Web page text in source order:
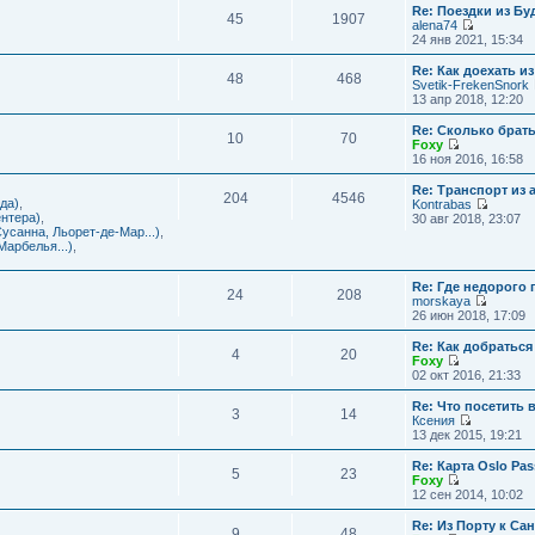
ю
о
б
щ
е
н
и
ю
е
м
у
с
о
о
б
щ
е
и
ю
л
д
н
е
м
у
с
о
б
щ
е
н
и
к
п
о
л
е
д
н
е
у
с
о
о
б
и
ю
45 1907
Re: Поездки из
alena74
П
е
р
е
й
т
к
п
о
л
е
д
с
о
о
щ
н
и
ю
24 янв 2021, 15:34
48 468
Re: Как доехать
Svetik-FrekenSnork
13 апр 2018, 12:20
10 70
Re: Сколько
Foxy
П
е
р
е
й
т
п
о
с
л
е
д
н
е
с
о
о
щ
н
и
ю
16 ноя 2016, 16:58
Льорет-де-Мар...)
204 4546
Re: Транспорт из
Kontrabas
П
й
т
п
о
л
е
д
е
с
о
о
щ
30 авг 2018, 23:07
24 208
Re: Где недорого
morskaya
П
е
р
е
й
т
к
п
о
л
д
н
е
26 июн 2018, 17:09
4 20
Re: Как
Foxy
П
е
р
е
й
т
к
п
о
л
02 окт 2016, 21:33
3 14
Re: Что посетить
Ксения
П
е
р
е
й
т
13 дек 2015, 19:21
5 23
Re: Карта Oslo
Foxy
П
е
р
12 сен 2014, 10:02
Re: Из Порту к